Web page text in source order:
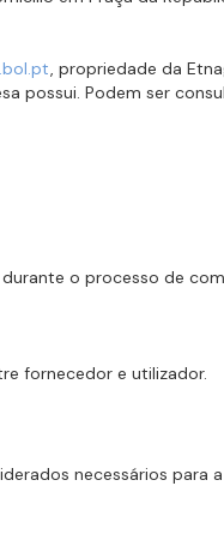
, propriedade da
possui. Podem ser
o processo de
fornecedor e utilizador.
necessários para